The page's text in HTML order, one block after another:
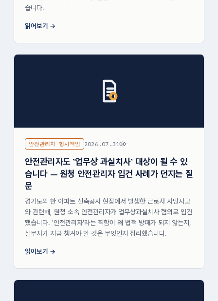
습니다.
읽어보기
안전관리자 형사책임 2026.07.31 -
안전관리자도 '업무상 과실치사' 대상이 될 수 있
습니다 — 원청 안전관리자 입건 사례가 던지는 질
문
경기도의 한 아파트 신축공사 현장에서 발생한 근로자 사망사고
와 관련해, 원청 소속 안전관리자가 업무상과실치사 혐의로 입건
됐습니다. '안전관리자'라는 직함이 왜 법적 방패가 되지 않는지,
실무자가 지금 챙겨야 할 것은 무엇인지 정리했습니다.
읽어보기